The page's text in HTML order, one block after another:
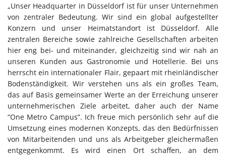
„Unser Headquarter in Düsseldorf ist für unser Unternehmen
von zentraler Bedeutung. Wir sind ein global aufgestellter
Konzern und unser Heimatstandort ist Düsseldorf. Alle
zentralen Bereiche sowie zahlreiche Gesellschaften arbeiten
hier eng bei- und miteinander, gleichzeitig sind wir nah an
unseren Kunden aus Gastronomie und Hotellerie. Bei uns
herrscht ein internationaler Flair, gepaart mit rheinländischer
Bodenständigkeit. Wir verstehen uns als ein großes Team,
das auf Basis gemeinsamer Werte an der Erreichung unserer
unternehmerischen Ziele arbeitet, daher auch der Name
“One Metro Campus”. Ich freue mich persönlich sehr auf die
Umsetzung eines modernen Konzepts, das den Bedürfnissen
von Mitarbeitenden und uns als Arbeitgeber gleichermaßen
entgegenkommt. Es wird einen Ort schaffen, an dem